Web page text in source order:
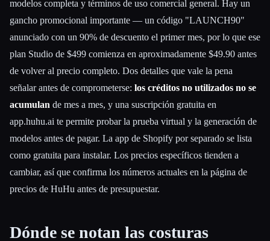
modelos completa y términos de uso comercial general. Hay un
gancho promocional importante — un código "LAUNCH90"
anunciado con un 90% de descuento el primer mes, por lo que ese
plan Studio de $499 comienza en aproximadamente $49.90 antes
de volver al precio completo. Dos detalles que vale la pena
señalar antes de comprometerse: los créditos no utilizados no se
acumulan de mes a mes, y una suscripción gratuita en
app.huhu.ai te permite probar la prueba virtual y la generación de
modelos antes de pagar. La app de Shopify por separado se lista
como gratuita para instalar. Los precios específicos tienden a
cambiar, así que confirma los números actuales en la página de
precios de HuHu antes de presupuestar.
Dónde se notan las costuras